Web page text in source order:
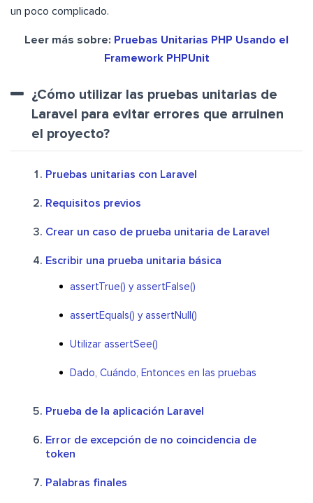
un poco complicado.
Leer más sobre: Pruebas Unitarias PHP Usando el
Framework PHPUnit
¿Cómo utilizar las pruebas unitarias de
Laravel para evitar errores que arruinen
el proyecto?
Pruebas unitarias con Laravel
Requisitos previos
Crear un caso de prueba unitaria de Laravel
Escribir una prueba unitaria básica
assertTrue() y assertFalse()
assertEquals() y assertNull()
Utilizar assertSee()
Dado, Cuándo, Entonces en las pruebas
Prueba de la aplicación Laravel
Error de excepción de no coincidencia de
token
Palabras finales